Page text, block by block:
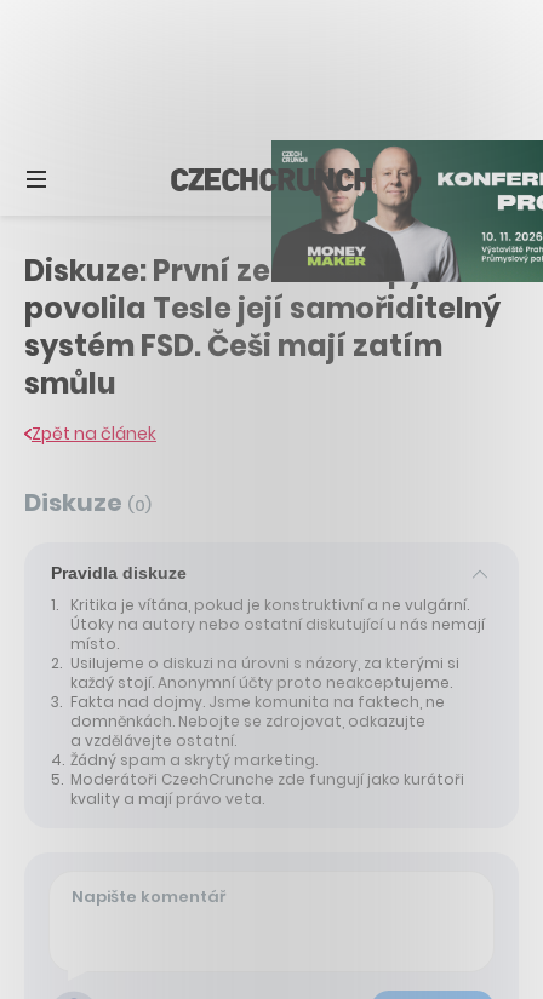
Diskuze: První země Evropy
povolila Tesle její samořiditelný
systém FSD. Češi mají zatím
smůlu
Zpět na článek
Diskuze (0)
Pravidla diskuze
Kritika je vítána, pokud je konstruktivní a ne vulgární.
Útoky na autory nebo ostatní diskutující u nás nemají
místo.
Usilujeme o diskuzi na úrovni s názory, za kterými si
každý stojí. Anonymní účty proto neakceptujeme.
Fakta nad dojmy. Jsme komunita na faktech, ne
domněnkách. Nebojte se zdrojovat, odkazujte
a vzdělávejte ostatní.
Žádný spam a skrytý marketing.
Moderátoři CzechCrunche zde fungují jako kurátoři
kvality a mají právo veta.